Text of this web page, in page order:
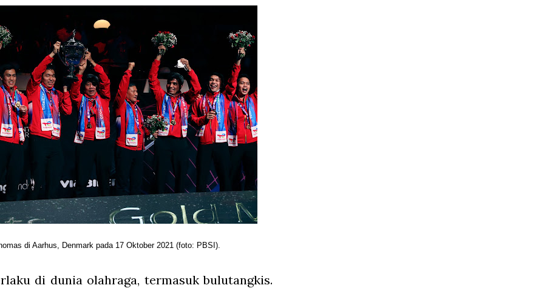
di Aarhus, Denmark pada 17 Oktober 2021 (foto: PBSI).
di dunia olahraga, termasuk bulutangkis.